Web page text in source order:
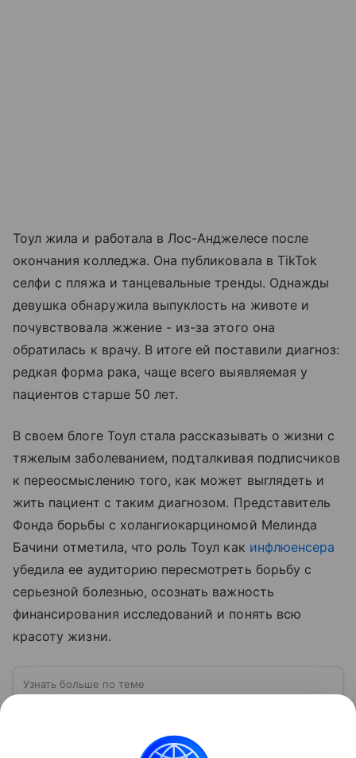
Тоул жила и работала в Лос-Анджелесе после
окончания колледжа. Она публиковала в TikTok
селфи с пляжа и танцевальные тренды. Однажды
девушка обнаружила выпуклость на животе и
почувствовала жжение - из-за этого она
обратилась к врачу. В итоге ей поставили диагноз:
редкая форма рака, чаще всего выявляемая у
пациентов старше 50 лет.
В своем блоге Тоул стала рассказывать о жизни с
тяжелым заболеванием, подталкивая подписчиков
к переосмыслению того, как может выглядеть и
жить пациент с таким диагнозом. Представитель
Фонда борьбы с холангиокарциномой Мелинда
Бачини отметила, что роль Тоул как инфлюенсера
убедила ее аудиторию пересмотреть борьбу с
серьезной болезнью, осознать важность
финансирования исследований и понять всю
красоту жизни.
Узнать больше по теме
Сегодня инфлюенсер — не просто блогер, а